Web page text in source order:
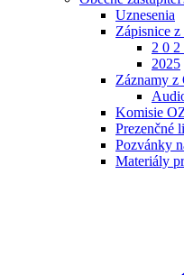
Uznesenia
Zápisnice
2 0 2
2025
Záznamy z
Komisie
Prezenčné
Pozvánky
Materiály